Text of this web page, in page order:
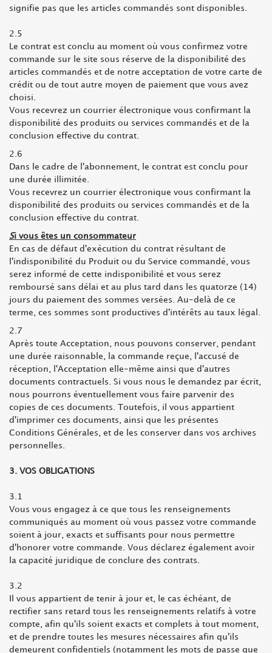
signifie pas que les articles commandés sont disponibles.
2.5
Le contrat est conclu au moment où vous confirmez votre
commande sur le site sous réserve de la disponibilité des
articles commandés et de notre acceptation de votre carte de
crédit ou de tout autre moyen de paiement que vous avez
choisi.
Vous recevrez un courrier électronique vous confirmant la
disponibilité des produits ou services commandés et de la
conclusion effective du contrat.
2.6
Dans le cadre de l'abonnement, le contrat est conclu pour
une durée illimitée.
Vous recevrez un courrier électronique vous confirmant la
disponibilité des produits ou services commandés et de la
conclusion effective du contrat.
Si vous êtes un consommateur
En cas de défaut d'exécution du contrat résultant de
l'indisponibilité du Produit ou du Service commandé, vous
serez informé de cette indisponibilité et vous serez
remboursé sans délai et au plus tard dans les quatorze (14)
jours du paiement des sommes versées. Au-delà de ce
terme, ces sommes sont productives d'intérêts au taux légal.
2.7
Après toute Acceptation, nous pouvons conserver, pendant
une durée raisonnable, la commande reçue, l'accusé de
réception, l'Acceptation elle-même ainsi que d'autres
documents contractuels. Si vous nous le demandez par écrit,
nous pourrons éventuellement vous faire parvenir des
copies de ces documents. Toutefois, il vous appartient
d'imprimer ces documents, ainsi que les présentes
Conditions Générales, et de les conserver dans vos archives
personnelles.
3. VOS OBLIGATIONS
3.1
Vous vous engagez à ce que tous les renseignements
communiqués au moment où vous passez votre commande
soient à jour, exacts et suffisants pour nous permettre
d'honorer votre commande. Vous déclarez également avoir
la capacité juridique de conclure des contrats.
3.2
Il vous appartient de tenir à jour et, le cas échéant, de
rectifier sans retard tous les renseignements relatifs à votre
compte, afin qu'ils soient exacts et complets à tout moment,
et de prendre toutes les mesures nécessaires afin qu'ils
demeurent confidentiels (notamment les mots de passe que